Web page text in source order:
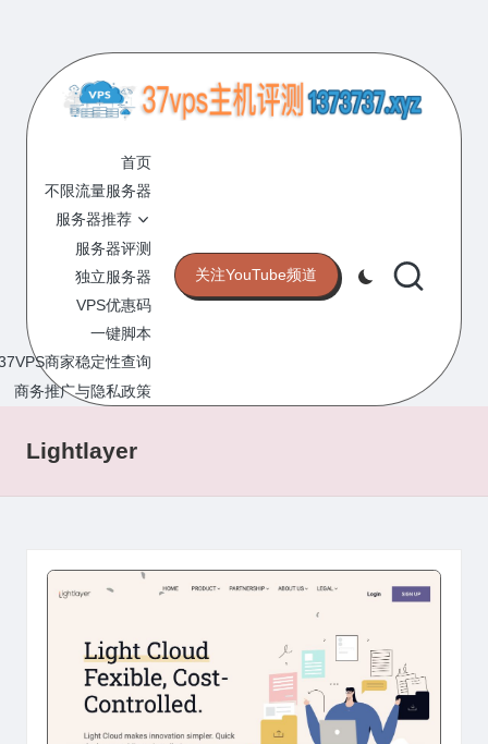
content
7
V
P
S
主
机
评
测
的
VPS
网
站
首页
不限流量服务器
服务器推荐
服务器评测
独立服务器
VPS优惠码
一键脚本
商家稳定性查询
商务推广与隐私政策
关注YouTube频道
Lightlayer